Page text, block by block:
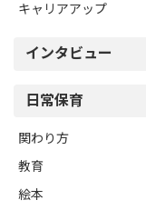
キャリアアップ
インタビュー
日常保育
関わり方
教育
絵本